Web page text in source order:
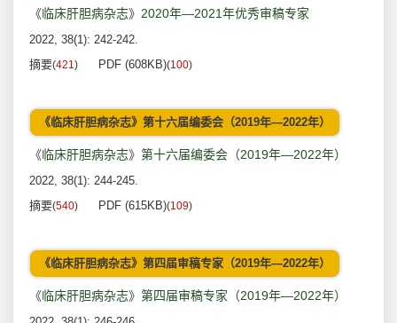
《临床肝胆病杂志》2020年—2021年优秀审稿专家
2022, 38(1): 242-242.
摘要(421) PDF (608KB)(100)
《临床肝胆病杂志》第十六届编委会（2019年—2022年）
《临床肝胆病杂志》第十六届编委会（2019年—2022年）
2022, 38(1): 244-245.
摘要(540) PDF (615KB)(109)
《临床肝胆病杂志》第四届审稿专家（2019年—2022年）
《临床肝胆病杂志》第四届审稿专家（2019年—2022年）